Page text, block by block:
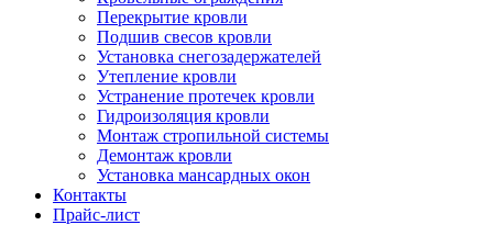
Перекрытие кровли
Подшив свесов кровли
Установка снегозадержателей
Утепление кровли
Устранение протечек кровли
Гидроизоляция кровли
Монтаж стропильной системы
Демонтаж кровли
Установка мансардных окон
Контакты
Прайс-лист